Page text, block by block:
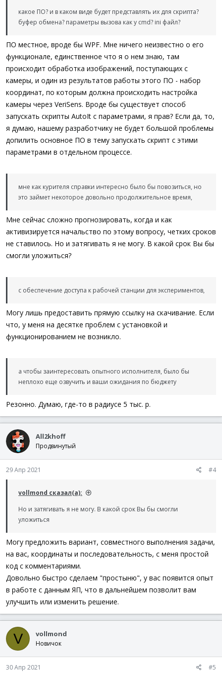
какое ПО? и в каком виде будет представлять их для скрипта?
буфер обмена? параметры вызова как у cmd? ini файл?
ПО местное, вроде бы WPF. Мне ничего неизвестно о его
функционале, единственное что я о нем знаю, там
происходит обработка изображений, поступающих с
камеры, и один из результатов работы этого ПО - набор
координат, по которым должна происходить настройка
камеры через VeriSens. Вроде бы существует способ
запускать скрипты AutoIt с параметрами, я прав? Если да, то,
я думаю, нашему разработчику не будет большой проблемы
допилить основное ПО в тему запускать скрипт с этими
параметрами в отдельном процессе.
мне как курителя справки интересно было бы повозиться, но
это займет некоторое довольно продолжительное время,
Мне сейчас сложно прогнозировать, когда и как
активизируется начальство по этому вопросу, четких сроков
не ставилось. Но и затягивать я не могу. В какой срок Вы бы
смогли уложиться?
с обеспечение доступа к рабочей станции для экспериментов,
Могу лишь предоставить прямую ссылку на скачивание. Если
что, у меня на десятке проблем с установкой и
функционированием не возникло.
а чтобы заинтересовать опытного исполнителя, было бы
неплохо еще озвучить и ваши ожидания по бюджету
Резонно. Думаю, где-то в радиусе 5 тыс. р.
All2khoff
Продвинутый
29 Апр 2021 #4
vollmond сказал(а):
Но и затягивать я не могу. В какой срок Вы бы смогли
уложиться
Могу предложить вариант, совместного выполнения задачи,
на вас, координаты и последовательность, с меня простой
код с комментариями.
Довольно быстро сделаем "простыню", у вас появится опыт
в работе с данным ЯП, что в дальнейшем позволит вам
улучшить или изменить решение.
V vollmond
Новичок
30 Апр 2021 #5